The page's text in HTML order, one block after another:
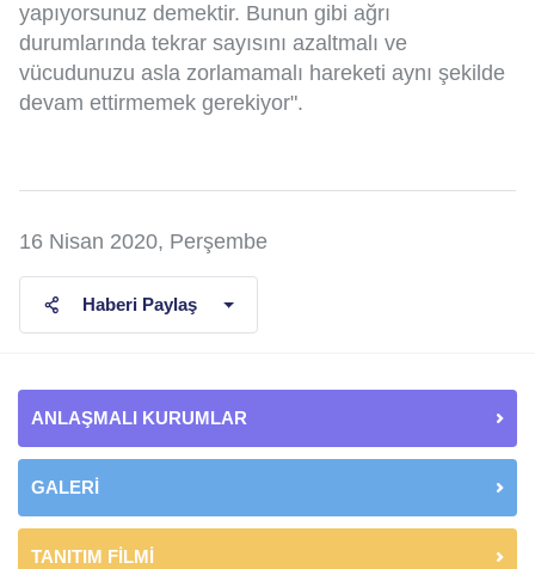
yapıyorsunuz demektir. Bunun gibi ağrı
durumlarında tekrar sayısını azaltmalı ve
vücudunuzu asla zorlamamalı hareketi aynı şekilde
devam ettirmemek gerekiyor".
16 Nisan 2020, Perşembe
Haberi Paylaş
ANLAŞMALI KURUMLAR
GALERİ
TANITIM FİLMİ